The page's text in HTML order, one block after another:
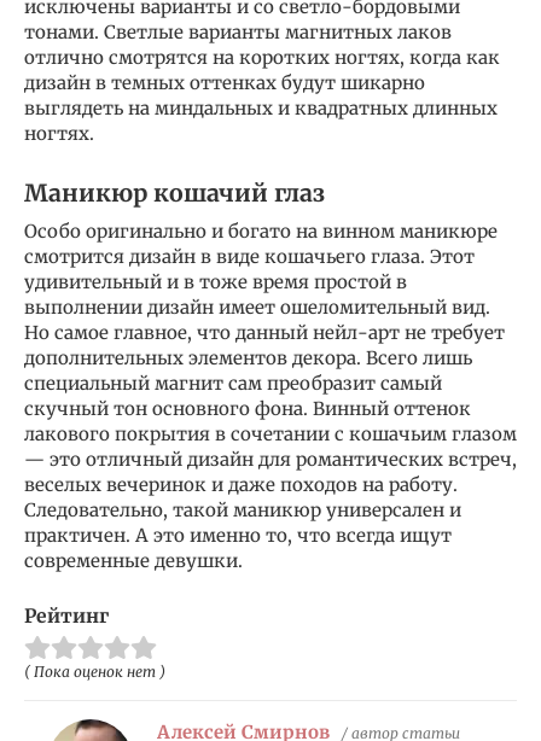
исключены варианты и со светло-бордовыми
тонами. Светлые варианты магнитных лаков
отлично смотрятся на коротких ногтях, когда как
дизайн в темных оттенках будут шикарно
выглядеть на миндальных и квадратных длинных
ногтях.
Маникюр кошачий глаз
Особо оригинально и богато на винном маникюре
смотрится дизайн в виде кошачьего глаза. Этот
удивительный и в тоже время простой в
выполнении дизайн имеет ошеломительный вид.
Но самое главное, что данный нейл-арт не требует
дополнительных элементов декора. Всего лишь
специальный магнит сам преобразит самый
скучный тон основного фона. Винный оттенок
лакового покрытия в сочетании с кошачьим глазом
— это отличный дизайн для романтических встреч,
веселых вечеринок и даже походов на работу.
Следовательно, такой маникюр универсален и
практичен. А это именно то, что всегда ищут
современные девушки.
Рейтинг
( Пока оценок нет )
Алексей Смирнов / автор статьи